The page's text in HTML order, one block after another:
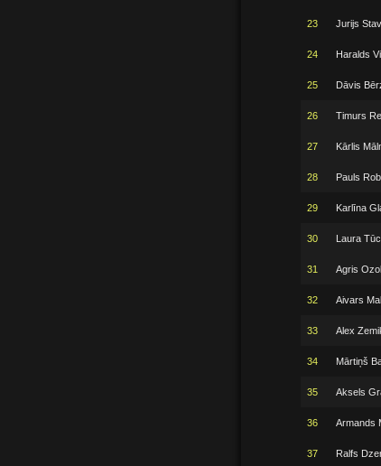
23 Jurijs
24 Haralds
25 Dāvis
26 Timurs
27 Kārlis
28 Pauls
29 Karlīna
30 Laura
31 Agris
32 Aivars
33 Alex
34 Mārtiņš
35 Aksels
36 Armands
37 Ralfs